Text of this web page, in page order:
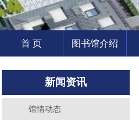
首 页 图书馆介绍
新闻资讯
馆情动态